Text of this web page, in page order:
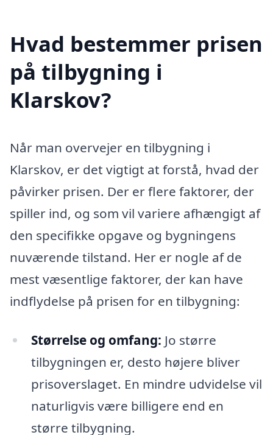
Hvad bestemmer prisen
på tilbygning i
Klarskov?
Når man overvejer en tilbygning i
Klarskov, er det vigtigt at forstå, hvad der
påvirker prisen. Der er flere faktorer, der
spiller ind, og som vil variere afhængigt af
den specifikke opgave og bygningens
nuværende tilstand. Her er nogle af de
mest væsentlige faktorer, der kan have
indflydelse på prisen for en tilbygning:
Størrelse og omfang: Jo større
tilbygningen er, desto højere bliver
prisoverslaget. En mindre udvidelse vil
naturligvis være billigere end en
større tilbygning.